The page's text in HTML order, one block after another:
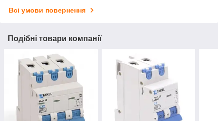
Всі умови повернення
Подібні товари компанії